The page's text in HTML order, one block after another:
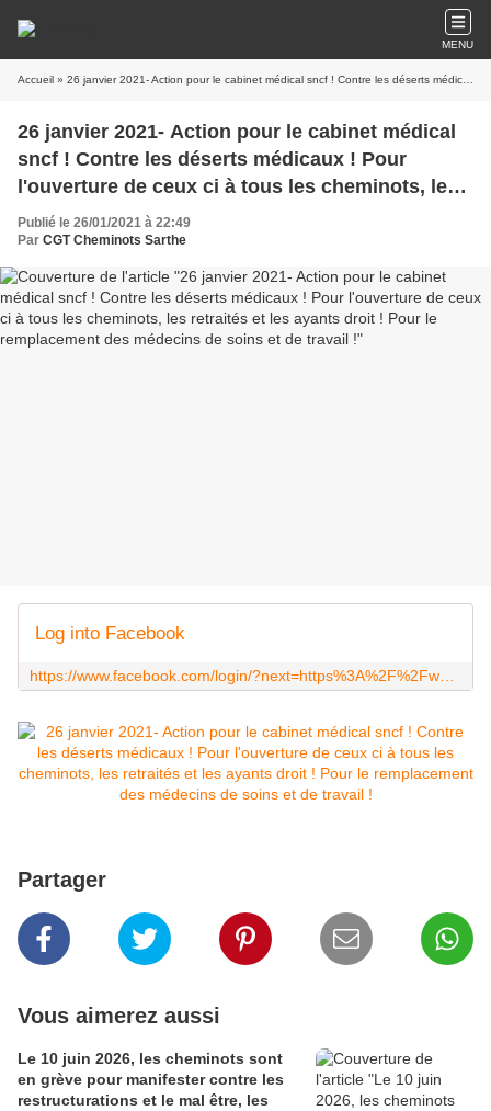
MENU
Accueil » 26 janvier 2021- Action pour le cabinet médical sncf ! Contre les déserts médicaux ! Pour l'ouverture de ceux ci à tous les cheminots, les retraités et les ayants droit ! Pour le remplacement des médecins de soins et de travail !
26 janvier 2021- Action pour le cabinet médical
sncf ! Contre les déserts médicaux ! Pour
l'ouverture de ceux ci à tous les cheminots, les
retraités et les ayants droit ! Pour le
remplacement des médecins de soins et de
travail !
Publié le 26/01/2021 à 22:49
Par CGT Cheminots Sarthe
Log into Facebook
Partager
Vous aimerez aussi
Le 10 juin 2026, les cheminots sont
en grève pour manifester contre les
restructurations et le mal être, les